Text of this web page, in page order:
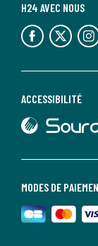
MODES DE
ACCESSIBILITÉ
lien vers Sourdline
H24 AVEC NOUS
lien vers l'espace réseaux sociaux lien vers l'espace réseaux sociaux lien vers l'espace